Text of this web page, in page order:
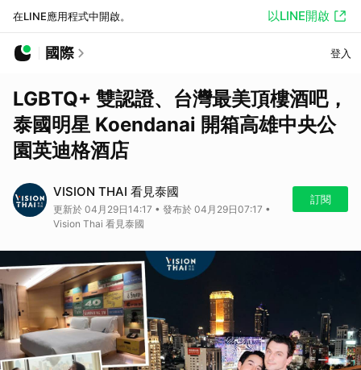
在LINE應用程式中開啟。 以LINE開啟
國際 登入
LGBTQ+ 雙認證、台灣最美頂樓酒吧，
泰國明星 Koendanai 開箱高雄中央公
園英迪格酒店
VISION THAI 看見泰國
更新於 04月29日14:17 • 發布於 04月29日07:17 •
Vision Thai 看見泰國
訂閱